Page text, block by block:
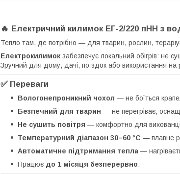
🔥 Електричний килимок ЕГ-2/220 пНН з
Тепло там, де потрібно — для тварин, рослин,
Електрокилимок забезпечує локальний обігрів: не
Зручний для дому, дачі, поїздок або використання на
✅ Переваги
Вологонепроникний чохол — не боїться
Безпечний для тварин — не перегріває,
Не сушить повітря — комфортно для
Температурний діапазон 30–60 °C — плавне
Автоматичне підтримання тепла —
Працює до 1 місяця безперервно.